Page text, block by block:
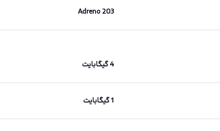
Adreno 203
4 گیگابایت
1 گیگابایت